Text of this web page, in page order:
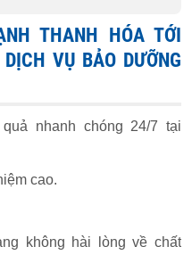
THANH HÓA TỚI
VỤ BẢO DƯỠNG
nhanh chóng 24/7 tại
cao.
không hài lòng về chất